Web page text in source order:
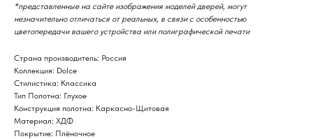
*представленные на сайте изображения моделей дверей, могут
незначительно отличаться от реальных, в связи с особенностью
цветопередачи вашего устройства или полиграфической печати
Страна производитель: Россия
Коллекция: Dolce
Стилистика: Классика
Тип Полотна: Глухое
Конструкция полотна: Каркасно-Щитовая
Материал: ХДФ
Покрытие: Плёночное